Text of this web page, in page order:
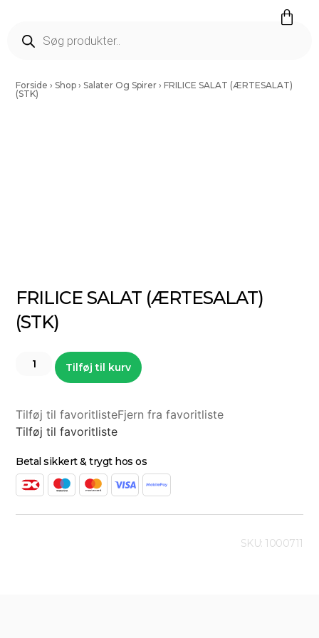
Forside ›Shop ›Salater Og Spirer ›FRILICE SALAT (ÆRTESALAT)
(STK)
FRILICE SALAT (ÆRTESALAT)
(STK)
Tilføj til kurv
Tilføj til favoritlisteFjern fra favoritliste
Tilføj til favoritliste
Betal sikkert & trygt hos os
SKU: 1000711